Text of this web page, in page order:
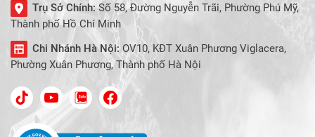
Trụ Sở Chính: Số 58, Đường Nguyễn Trãi, Phường Phú Mỹ,
Thành phố Hồ Chí Minh
Chi Nhánh Hà Nội:OV10, KĐT Xuân Phương Viglacera,
Phường Xuân Phương, Thành phố Hà Nội